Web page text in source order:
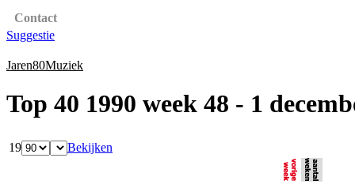
Contact
Suggestie
Jaren80Muziek
Top 40 1990 week 48 - 1
19 Bekijken